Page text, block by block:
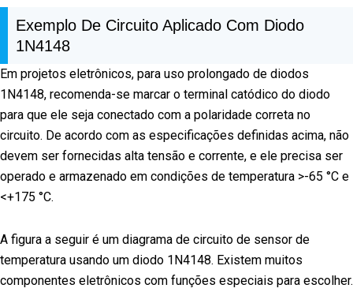
Exemplo De Circuito Aplicado Com Diodo
1N4148
Em projetos eletrônicos, para uso prolongado de diodos
1N4148, recomenda-se marcar o terminal catódico do diodo
para que ele seja conectado com a polaridade correta no
circuito. De acordo com as especificações definidas acima, não
devem ser fornecidas alta tensão e corrente, e ele precisa ser
operado e armazenado em condições de temperatura >-65 °C e
<+175 °C.
A figura a seguir é um diagrama de circuito de sensor de
temperatura usando um diodo 1N4148. Existem muitos
componentes eletrônicos com funções especiais para escolher.